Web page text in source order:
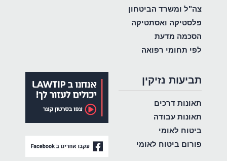
צה"ל ומשרד הביטחון
פלסטיקה ואסתטיקה
הסכמה מדעת
לפי תחומי רפואה
תביעות נזיקין
תאונות דרכים
תאונות עבודה
ביטוח לאומי
פורום ביטוח לאומי